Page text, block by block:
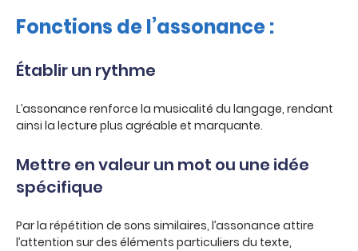
Fonctions de l’assonance :
Établir un rythme
L’assonance renforce la musicalité du langage, rendant
ainsi la lecture plus agréable et marquante.
Mettre en valeur un mot ou une idée
spécifique
Par la répétition de sons similaires, l’assonance attire
l’attention sur des éléments particuliers du texte,